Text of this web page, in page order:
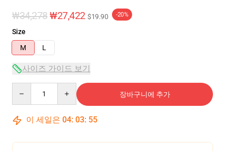
₩34,278₩27,422 $19.90 -20%
Size
M
L
사이즈 가이드 보기
장바구니에 추가
이 세일은 04: 03: 54